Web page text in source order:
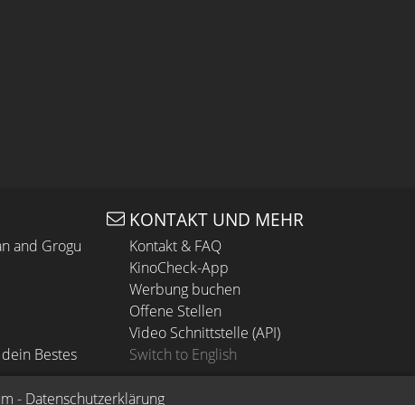
and Grogu
Bestes
KONTAKT UND MEHR
Kontakt & FAQ
KinoCheck-App
Werbung buchen
Offene Stellen
Video Schnittstelle (API)
Switch to English
- Datenschutzerklärung